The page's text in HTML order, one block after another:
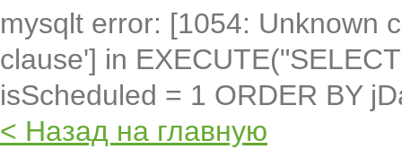
mysqlt error: [1054: Unknown
clause'] in
isScheduled = 1 ORDER BY
< Назад на главную